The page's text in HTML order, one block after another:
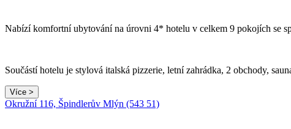
Nabízí komfortní ubytování na úrovni 4* hotelu v celkem 9 pokojích se
Součástí hotelu je stylová italská pizzerie, letní zahrádka, 2 obchody,
Více >
Okružní 116, Špindlerův Mlýn (543 51)